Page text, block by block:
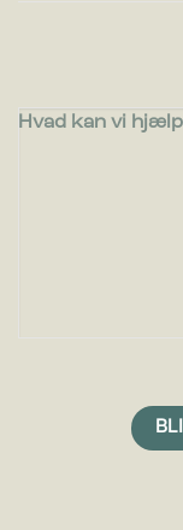
Hvad kan vi